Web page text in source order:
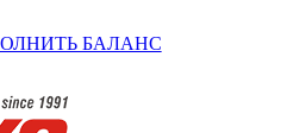
БАЛАНС